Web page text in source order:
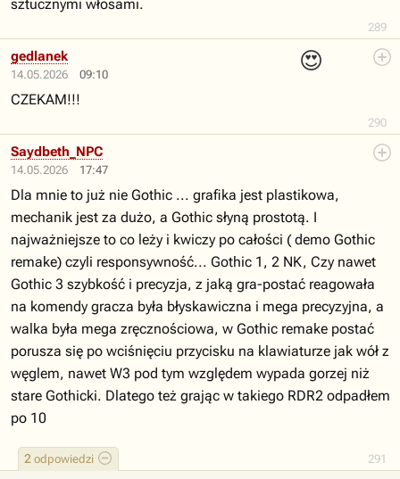
289
sztucznymi włosami.
14.05.2026 09:10
😍
290
gedlanek
CZEKAM!!!
14.05.2026 17:47
291
2 odpowiedzi
Saydbeth_NPC
Dla mnie to już nie Gothic ... grafika jest plastikowa,
mechanik jest za dużo, a Gothic słyną prostotą. I
najważniejsze to co leży i kwiczy po całości ( demo Gothic
remake) czyli responsywność... Gothic 1, 2 NK, Czy nawet
Gothic 3 szybkość i precyzja, z jaką gra-postać reagowała
na komendy gracza była błyskawiczna i mega precyzyjna, a
walka była mega zręcznościowa, w Gothic remake postać
porusza się po wciśnięciu przycisku na klawiaturze jak wół z
węglem, nawet W3 pod tym względem wypada gorzej niż
stare Gothicki. Dlatego też grając w takiego RDR2 odpadłem
po 10